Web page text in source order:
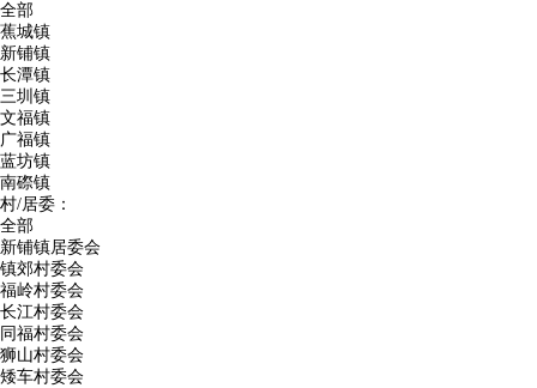
全部
蕉城镇
新铺镇
长潭镇
三圳镇
文福镇
广福镇
蓝坊镇
南磜镇
村/居委：
全部
新铺镇居委会
镇郊村委会
福岭村委会
长江村委会
同福村委会
狮山村委会
矮车村委会